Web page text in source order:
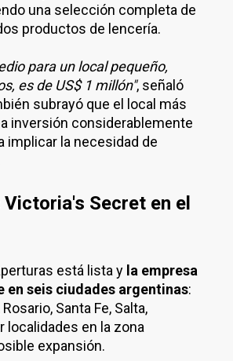
una selección completa de
productos de lencería.
para un local pequeño,
es de US$ 1 millón", señaló
subrayó que el local más
inversión considerablemente
implicar la necesidad de
Secret en el
está lista y la empresa
en seis ciudades argentinas:
Santa Fe, Salta,
localidades en la zona
expansión.